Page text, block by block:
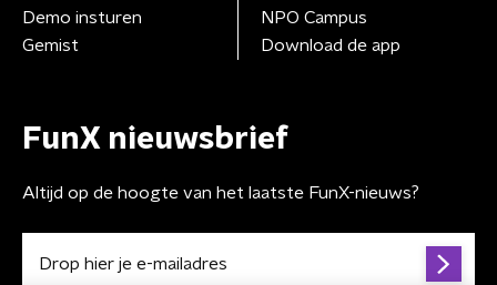
Demo insturen
Gemist
NPO Campus
Download de app
FunX nieuwsbrief
Altijd op de hoogte van het laatste FunX-nieuws?